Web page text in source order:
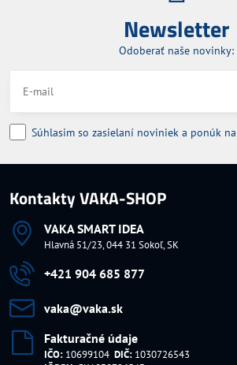
Newsletter
Odoberať naše novinky:
Súhlasim so zasielaní noviniek a ponúk
Kontakty VAKA-SHOP
VAKA SMART IDEA
Hlavná 51/23, 044 31 Sokoľ, SK
+421 904 685 877
vaka​@vaka​.sk
Fakturačné údaje
IČO: 10699104 DIČ: 1030726543